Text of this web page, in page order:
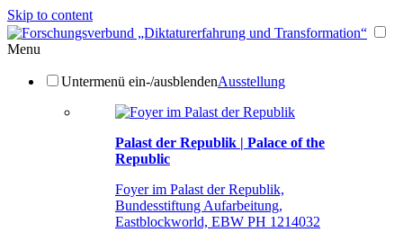
Skip to content
Menu
Untermenü ein-/ausblendenAusstellung
Palast der Republik | Palace of the
Republic
Foyer im Palast der Republik,
Bundesstiftung Aufarbeitung,
Eastblockworld, EBW PH 1214032